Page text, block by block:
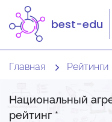
best-edu
Главная Рейтинги
Национальный
рейтинг *